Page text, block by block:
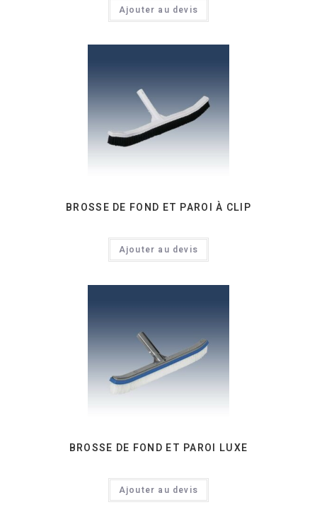
Ajouter au devis
BROSSE DE FOND ET PAROI À CLIP
Ajouter au devis
BROSSE DE FOND ET PAROI LUXE
Ajouter au devis